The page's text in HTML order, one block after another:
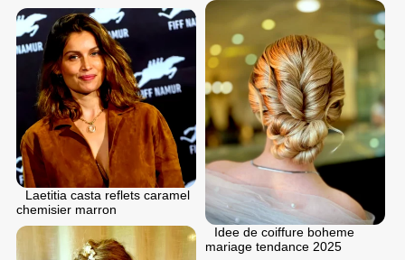
Idee de coiffure boheme
mariage tendance 2025
Laetitia casta reflets caramel
chemisier marron